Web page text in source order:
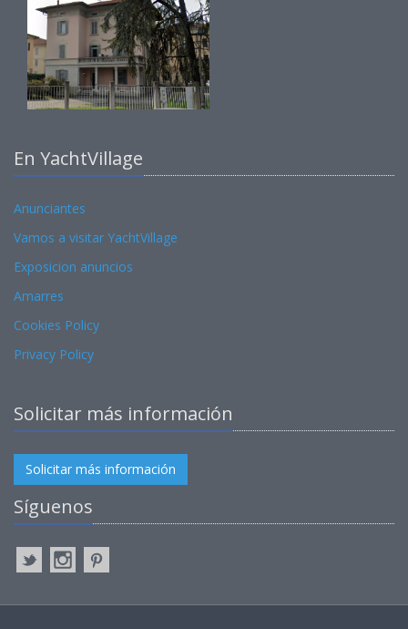
En YachtVillage
Anunciantes
Vamos a visitar YachtVillage
Exposicion anuncios
Amarres
Cookies Policy
Privacy Policy
Solicitar más información
Solicitar más información
Síguenos